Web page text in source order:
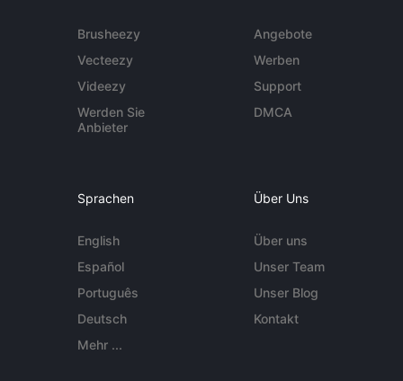
Brusheezy
Vecteezy
Videezy
Werden Sie
Anbieter
Angebote
Werben
Support
DMCA
Sprachen
English
Español
Português
Deutsch
Mehr ...
Über Uns
Über uns
Unser Team
Unser Blog
Kontakt